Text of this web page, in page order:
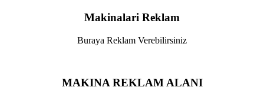
Makinalari Reklam
Buraya Reklam Verebilirsiniz
MAKINA REKLAM ALANI